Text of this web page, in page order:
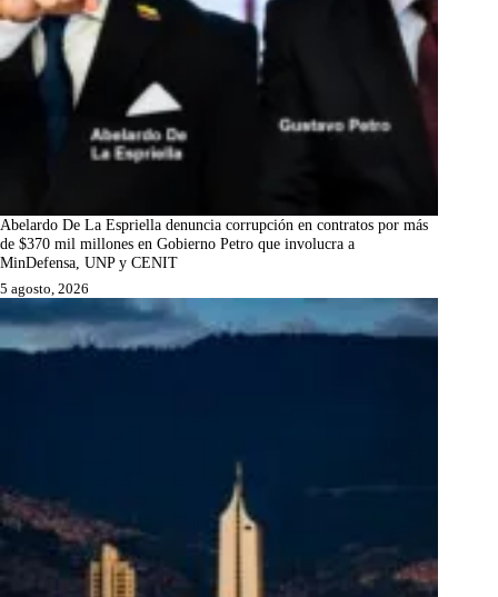
Abelardo De La Espriella denuncia corrupción en contratos por más
de $370 mil millones en Gobierno Petro que involucra a
MinDefensa, UNP y CENIT
5 agosto, 2026